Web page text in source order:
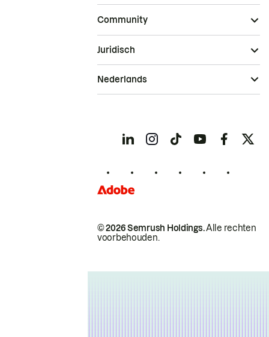
Community
© 2026 Semrush Holdings.Alle rechten
voorbehouden.
Juridisch
Nederlands